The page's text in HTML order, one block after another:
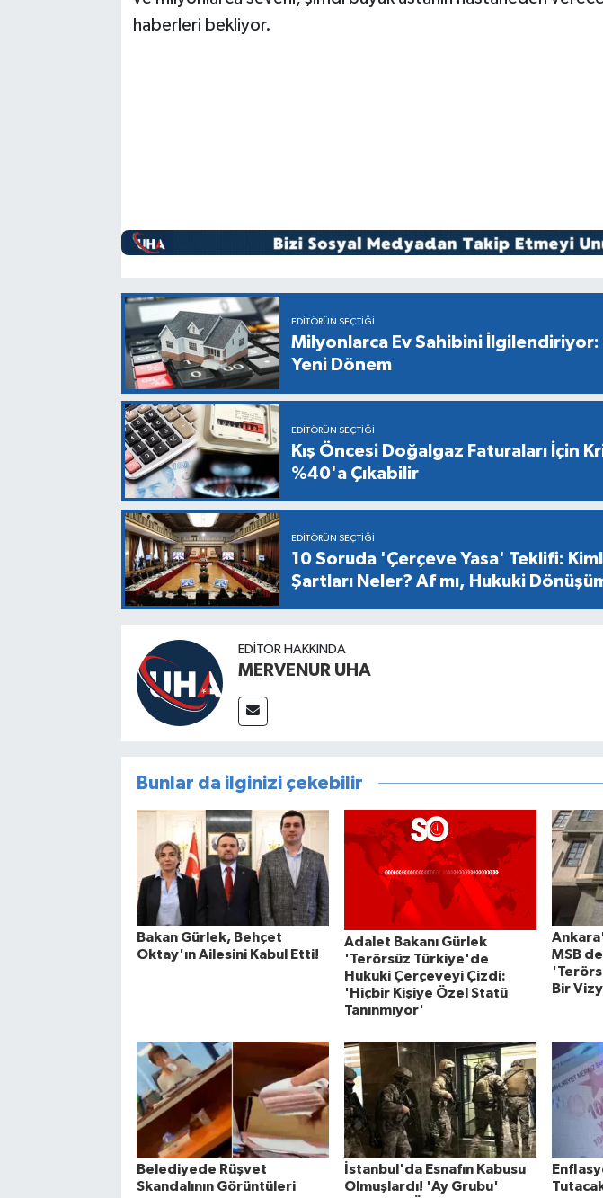
haberleri bekliyor.
EDITÖRÜN SEÇTIĞI
Milyonlarca Ev Sahibini İlgilendiriyor:
Yeni Dönem
EDITÖRÜN SEÇTIĞI
Kış Öncesi Doğalgaz Faturaları İçin
%40'a Çıkabilir
EDITÖRÜN SEÇTIĞI
10 Soruda 'Çerçeve Yasa' Teklifi:
Şartları Neler? Af mı, Hukuki
EDITÖR HAKKINDA
MERVENUR UHA
Bunlar da ilginizi çekebilir
Bakan Gürlek, Behçet
Oktay'ın Ailesini Kabul Etti!
Adalet Bakanı Gürlek
'Terörsüz Türkiye'de
Hukuki Çerçeveyi Çizdi:
'Hiçbir Kişiye Özel Statü
Tanınmıyor'
MSB
Bir
Belediyede Rüşvet
Skandalının Görüntüleri
İstanbul'da Esnafın Kabusu
Olmuşlardı! 'Ay Grubu'